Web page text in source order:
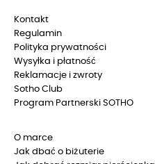
Kontakt
Regulamin
Polityka prywatności
Wysyłka i płatność
Reklamacje i zwroty
Sotho Club
Program Partnerski SOTHO
O marce
Jak dbać o biżuterie